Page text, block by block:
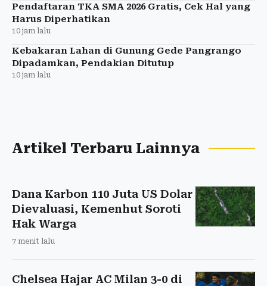
Pendaftaran TKA SMA 2026 Gratis, Cek Hal yang
Harus Diperhatikan
10 jam lalu
Kebakaran Lahan di Gunung Gede Pangrango
Dipadamkan, Pendakian Ditutup
10 jam lalu
Artikel Terbaru Lainnya
Dana Karbon 110 Juta US Dolar
Dievaluasi, Kemenhut Soroti
Hak Warga
7 menit lalu
Chelsea Hajar AC Milan 3-0 di